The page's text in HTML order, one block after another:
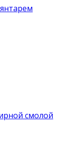
смолой